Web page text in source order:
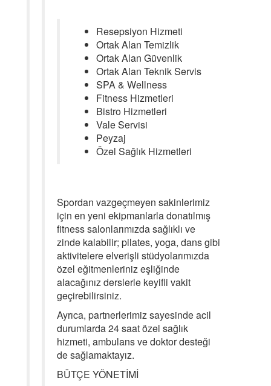
Resepsiyon Hizmeti
Ortak Alan Temizlik
Ortak Alan Güvenlik
Ortak Alan Teknik Servis
SPA & Wellness
Fitness Hizmetleri
Bistro Hizmetleri
Vale Servisi
Peyzaj
Özel Sağlık Hizmetleri
Spordan vazgeçmeyen sakinlerimiz
için en yeni ekipmanlarla donatılmış
fitness salonlarımızda sağlıklı ve
zinde kalabilir; pilates, yoga, dans gibi
aktivitelere elverişli stüdyolarımızda
özel eğitmenleriniz eşliğinde
alacağınız derslerle keyifli vakit
geçirebilirsiniz.
Ayrıca, partnerlerimiz sayesinde acil
durumlarda 24 saat özel sağlık
hizmeti, ambulans ve doktor desteği
de sağlamaktayız.
BÜTÇE YÖNETİMİ